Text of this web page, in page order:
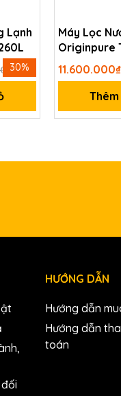
Lạnh
30%
Máy Lọc
Originpure
HƯỚNG DẪN
Hướng dẫn
Hướng dẫn
toán